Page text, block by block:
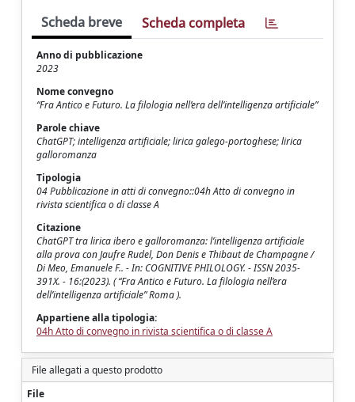
Scheda breve Scheda completa
Anno di pubblicazione
2023
Nome convegno
“Fra Antico e Futuro. La filologia nell’era dell’intelligenza artificiale”
Parole chiave
ChatGPT; intelligenza artificiale; lirica galego-portoghese; lirica
galloromanza
Tipologia
04 Pubblicazione in atti di convegno::04h Atto di convegno in
rivista scientifica o di classe A
Citazione
ChatGPT tra lirica ibero e galloromanza: l’intelligenza artificiale
alla prova con Jaufre Rudel, Don Denis e Thibaut de Champagne /
Di Meo, Emanuele F.. - In: COGNITIVE PHILOLOGY. - ISSN 2035-
391X. - 16:(2023). ( “Fra Antico e Futuro. La filologia nell’era
dell’intelligenza artificiale” Roma ).
Appartiene alla tipologia:
04h Atto di convegno in rivista scientifica o di classe A
File allegati a questo prodotto
File